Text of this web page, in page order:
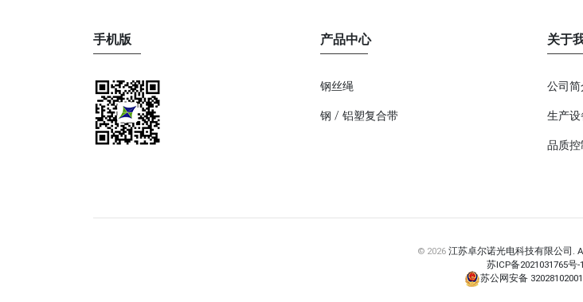
手机版 产品中心
钢丝绳
钢 / 铝塑复合带
关于
公司简
生产设
品质控
© 2026 江苏卓尔诺光电科技有限公司.
苏ICP备2021031765号-1
苏公网安备